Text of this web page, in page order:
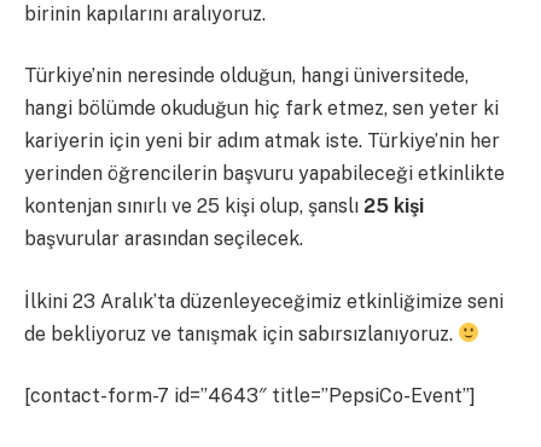
birinin kapılarını aralıyoruz.
Türkiye’nin neresinde olduğun, hangi üniversitede,
hangi bölümde okuduğun hiç fark etmez, sen yeter ki
kariyerin için yeni bir adım atmak iste. Türkiye’nin her
yerinden öğrencilerin başvuru yapabileceği etkinlikte
kontenjan sınırlı ve 25 kişi olup, şanslı 25 kişi
başvurular arasından seçilecek.
İlkini 23 Aralık’ta düzenleyeceğimiz etkinliğimize seni
de bekliyoruz ve tanışmak için sabırsızlanıyoruz.
[contact-form-7 id=”4643″ title=”PepsiCo-Event”]